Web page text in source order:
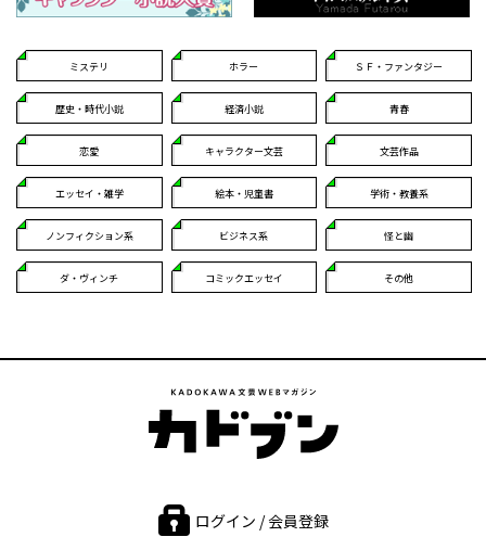
ミステリ ホラー ＳＦ・ファンタジー
歴史・時代小説 経済小説 青春
恋愛 キャラクター文芸 文芸作品
エッセイ・雑学 絵本・児童書 学術・教養系
ノンフィクション系 ビジネス系 怪と幽
ダ・ヴィンチ コミックエッセイ その他
ログイン / 会員登録